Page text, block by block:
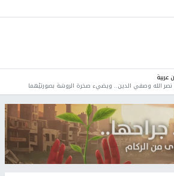
الله وصفي الدين.. ويضيء صخرة الروشة بصورتيْهما